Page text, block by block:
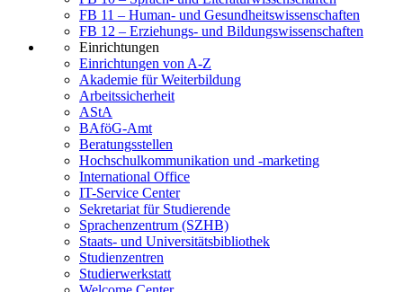
FB 11 – Human- und Gesundheitswissenschaften
FB 12 – Erziehungs- und Bildungswissenschaften
Einrichtungen
Einrichtungen von A-Z
Akademie für Weiterbildung
Arbeitssicherheit
AStA
BAföG-Amt
Beratungsstellen
Hochschulkommunikation und -marketing
International Office
IT-Service Center
Sekretariat für Studierende
Sprachenzentrum (SZHB)
Staats- und Universitätsbibliothek
Studienzentren
Studierwerkstatt